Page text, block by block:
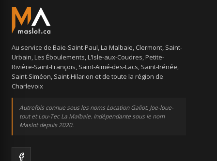
Au service de Baie-Saint-Paul, La Malbaie, Clermont, Saint-
Urbain, Les Éboulements, L'Isle-aux-Coudres, Petite-
Rivière-Saint-François, Saint-Aimé-des-Lacs, Saint-Irénée,
Saint-Siméon, Saint-Hilarion et de toute la région de
Charlevoix
Autrefois connue sous les noms Location Galiot, Joe-loue-
tout et Lou-Tec La Malbaie. Indépendante sous le nom
Maslot depuis 2020.